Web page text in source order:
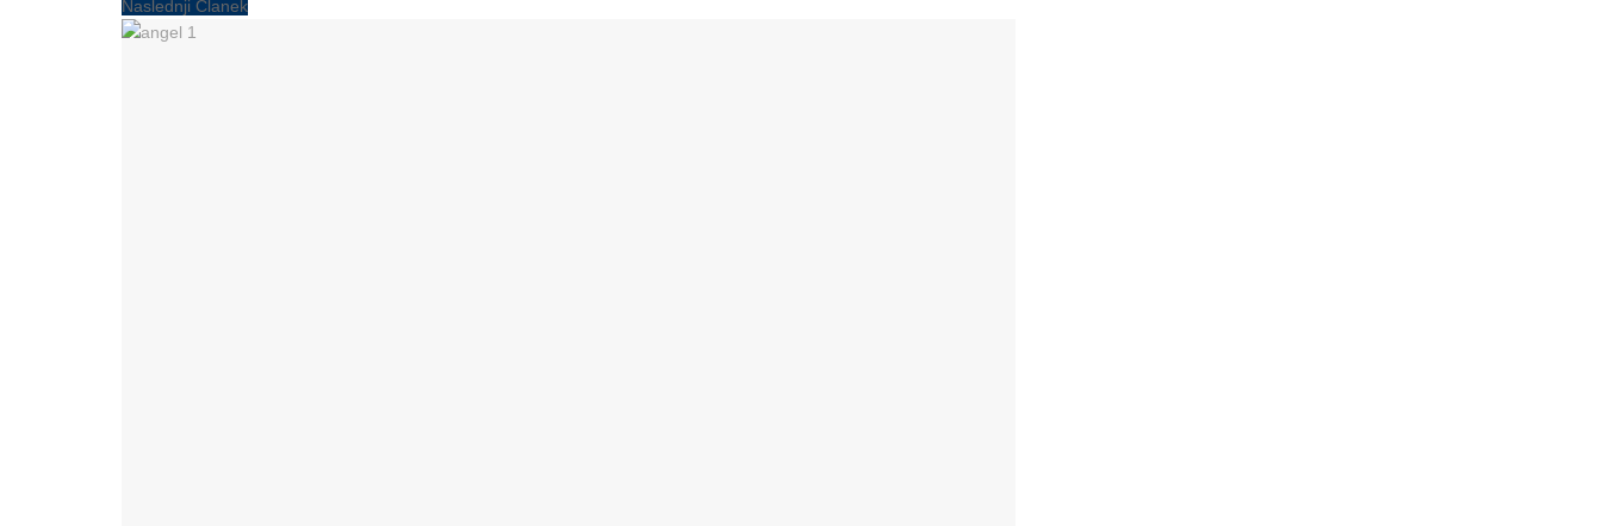
Naslednji Članek